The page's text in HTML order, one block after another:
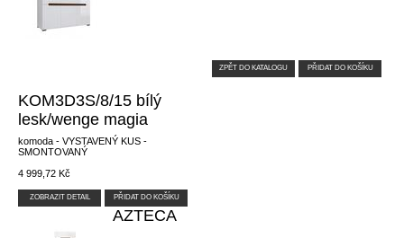
KOM3D3S/8/15 bílý
lesk/wenge magia
komoda - VYSTAVENÝ KUS -
SMONTOVANÝ
4 999,72 Kč
ZOBRAZIT DETAIL PŘIDAT DO KOŠÍKU
AZTECA
ZPĚT DO KATALOGU PŘIDAT DO KOŠÍKU